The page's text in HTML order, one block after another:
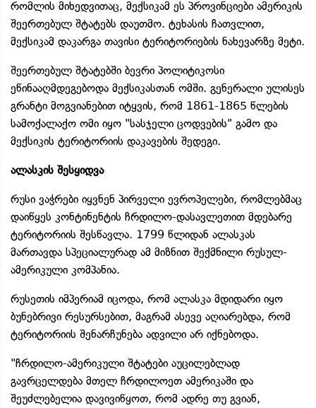
რომლის მიხედვითაც, მექსიკამ ეს პროვინციები ამერიკის
შეერთებულ შტატებს დაუთმო. ტეხასის ჩათვლით,
მექსიკამ დაკარგა თავისი ტერიტორიების ნახევარზე მეტი.
შეერთებულ შტატებში ბევრი პოლიტიკოსი
ეწინააღმდეგებოდა მექსიკასთან ომში. გენერალი ულისეს
გრანტი მოგვიანებით იტყვის, რომ 1861-1865 წლების
სამოქალაქო ომი იყო "სასჯელი ცოდვების" გამო და
მექსიკის ტერიტორიის დაკავების შედეგი.
ალასკის შესყიდვა
რუსი ვაჭრები იყვნენ პირველი ევროპელები, რომლებმაც
დაიწყეს კონტინენტის ჩრდილო-დასავლეთით მდებარე
ტერიტორიის შესწავლა. 1799 წლიდან ალასკას
მართავდა სპეციალურად ამ მიზნით შექმნილი რუსულ-
ამერიკული კომპანია.
რუსეთის იმპერიამ იცოდა, რომ ალასკა მდიდარი იყო
ბუნებრივი რესურსებით, მაგრამ ასევე აღიარებდა, რომ
ტერიტორიის შენარჩუნება ადვილი არ იქნებოდა.
"ჩრდილო-ამერიკული შტატები აუცილებლად
გავრცელდება მთელ ჩრდილოეთ ამერიკაში და
შეუძლებელია დავივიწყოთ, რომ ადრე თუ გვიან,